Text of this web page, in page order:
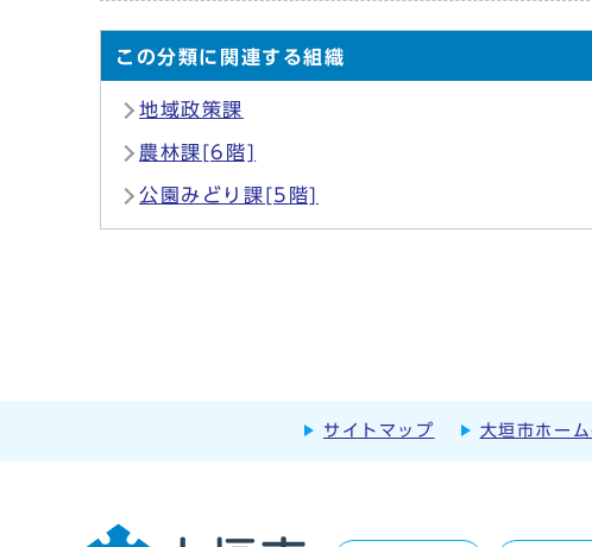
この分類に関連する組織
地域政策課
農林課[6階]
公園みどり課[5階]
サイトマップ 大垣市ホー